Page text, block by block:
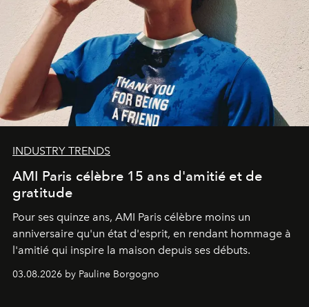
INDUSTRY TRENDS
AMI Paris célèbre 15 ans d'amitié et de
gratitude
Pour ses quinze ans, AMI Paris célèbre moins un
anniversaire qu'un état d'esprit, en rendant hommage à
l'amitié qui inspire la maison depuis ses débuts.
03.08.2026 by Pauline Borgogno